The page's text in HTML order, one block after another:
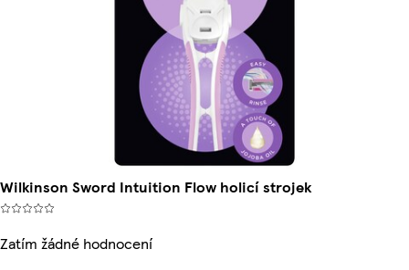
Wilkinson Sword Intuition Flow holicí strojek
Zatím žádné hodnocení